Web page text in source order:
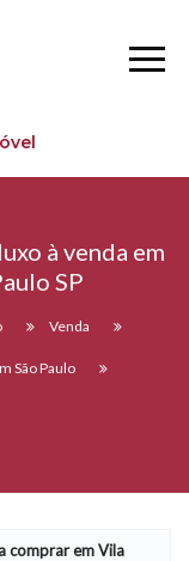
à venda em
SP
Venda
São Paulo
comprar em Vila